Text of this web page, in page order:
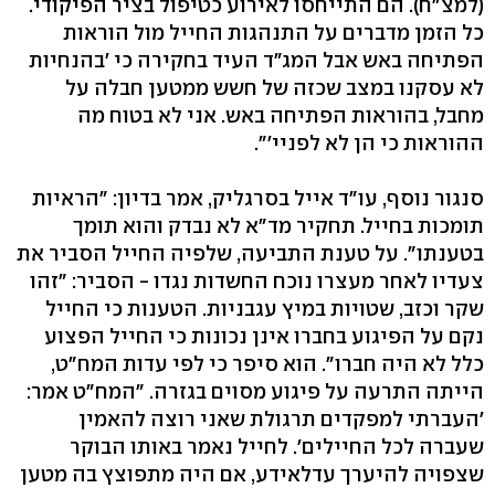
כל הזמן מדברים על התנהגות החייל מול הוראות
הפתיחה באש אבל המג"ד העיד בחקירה כי 'בהנחיות
לא עסקנו במצב שכזה של חשש ממטען חבלה על
מחבל, בהוראות הפתיחה באש. אני לא בטוח מה
ההוראות כי הן לא לפניי'".
סנגור נוסף, עו"ד אייל בסרגליק, אמר בדיון: "הראיות
תומכות בחייל. תחקיר מד"א לא נבדק והוא תומך
בטענתו". על טענת התביעה, שלפיה החייל הסביר את
צעדיו לאחר מעצרו נוכח החשדות נגדו - הסביר: "זהו
שקר וכזב, שטויות במיץ עגבניות. הטענות כי החייל
נקם על הפיגוע בחברו אינן נכונות כי החייל הפצוע
כלל לא היה חברו". הוא סיפר כי לפי עדות המח"ט,
הייתה התרעה על פיגוע מסוים בגזרה. "המח"ט אמר:
'העברתי למפקדים תרגולת שאני רוצה להאמין
שעברה לכל החיילים'. לחייל נאמר באותו הבוקר
שצפויה להיערך עדלאידע, אם היה מתפוצץ בה מטען